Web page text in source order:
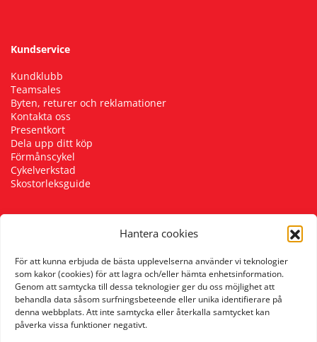
Hantera cookies
För att kunna erbjuda de bästa upplevelserna använder vi teknologier
som kakor (cookies) för att lagra och/eller hämta enhetsinformation.
Genom att samtycka till dessa teknologier ger du oss möjlighet att
behandla data såsom surfningsbeteende eller unika identifierare på
denna webbplats. Att inte samtycka eller återkalla samtycket kan
påverka vissa funktioner negativt.
Kundservice
Kundklubb
Teamsales
Byten, returer och reklamationer
Kontakta oss
Presentkort
Dela upp ditt köp
Förmånscykel
Cykelverkstad
Skostorleksguide